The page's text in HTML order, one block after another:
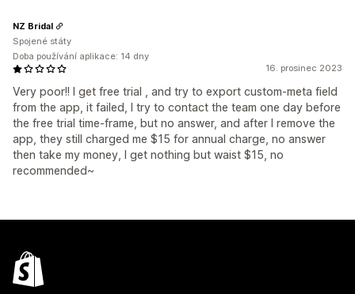
16. prosinec 2023
Very poor!! I get free trial , and try to export custom-meta field
from the app, it failed, I try to contact the team one day before
the free trial time-frame, but no answer, and after I remove the
app, they still charged me $15 for annual charge, no answer
then take my money, I get nothing but waist $15, no
recommended~
NZ Bridal
Spojené státy
Doba používání aplikace: 14 dny